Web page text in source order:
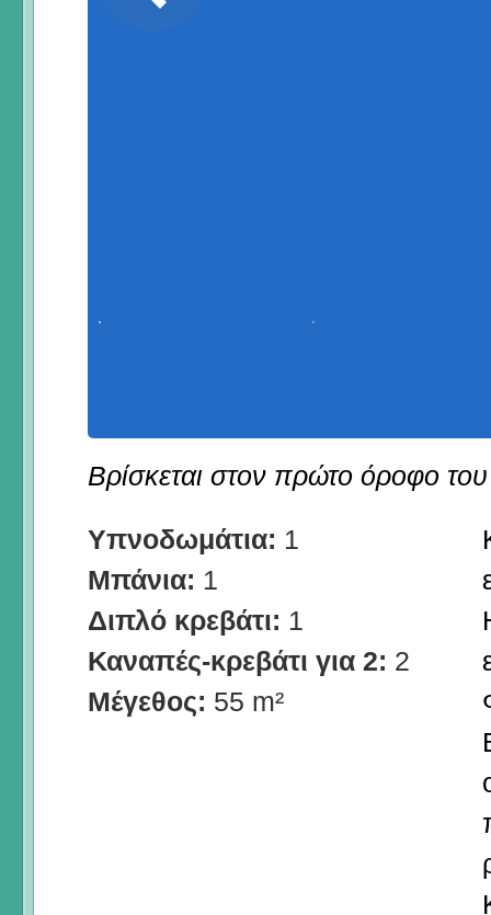
Βρίσκεται στον πρώτο όροφο
Υπνοδωμάτια: 1
Μπάνια: 1
Διπλό κρεβάτι: 1
Καναπές-κρεβάτι για 2: 2
Μέγεθος: 55 m²